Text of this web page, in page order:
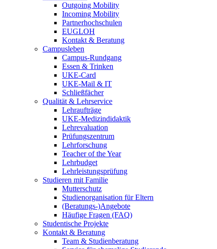
Outgoing Mobility
Incoming Mobility
Partnerhochschulen
EUGLOH
Kontakt & Beratung
Campusleben
Campus-Rundgang
Essen & Trinken
UKE-Card
UKE-Mail & IT
Schließfächer
Qualität & Lehrservice
Lehraufträge
UKE-Medizindidaktik
Lehrevaluation
Prüfungszentrum
Lehrforschung
Teacher of the Year
Lehrbudget
Lehrleistungsprüfung
Studieren mit Familie
Mutterschutz
Studienorganisation für Eltern
(Beratungs-)Angebote
Häufige Fragen (FAQ)
Studentische Projekte
Kontakt & Beratung
Team & Studienberatung